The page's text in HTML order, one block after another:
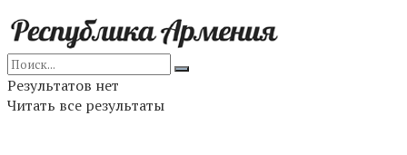
Результатов нет
Читать все результаты